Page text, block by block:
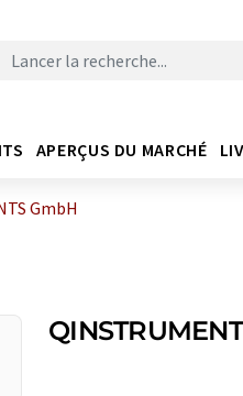
APERÇUS DU MARCHÉ
GmbH